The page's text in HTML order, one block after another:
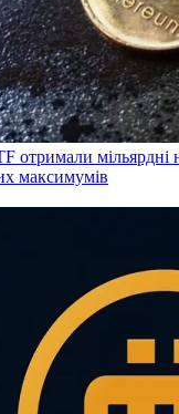
отримали мільярдні
максимумів